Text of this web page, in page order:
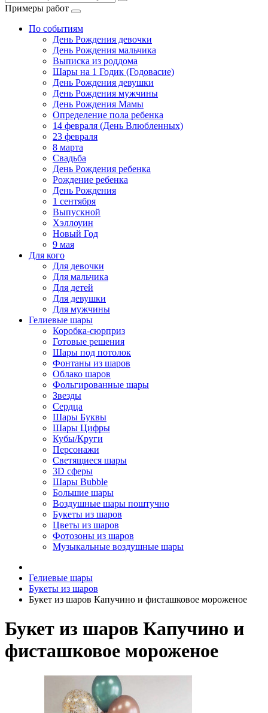
Примеры работ
По событиям
День Рождения девочки
День Рождения мальчика
Выписка из роддома
Шары на 1 Годик (Годовасие)
День Рождения девушки
День Рождения мужчины
День Рождения Мамы
Определение пола ребенка
14 февраля (День Влюбленных)
23 февраля
8 марта
Свадьба
День Рождения ребенка
Рождение ребенка
День Рождения
1 сентября
Выпускной
Хэллоуин
Новый Год
9 мая
Для кого
Для девочки
Для мальчика
Для детей
Для девушки
Для мужчины
Гелиевые шары
Коробка-сюрприз
Готовые решения
Шары под потолок
Фонтаны из шаров
Облако шаров
Фольгированные шары
Звезды
Сердца
Шары Буквы
Шары Цифры
Кубы/Круги
Персонажи
Светящиеся шары
3D сферы
Шары Bubble
Большие шары
Воздушные шары поштучно
Букеты из шаров
Цветы из шаров
Фотозоны из шаров
Музыкальные воздушные шары
Гелиевые шары
Букеты из шаров
Букет из шаров Капучино и фисташковое мороженое
Букет из шаров Капучино и
фисташковое мороженое